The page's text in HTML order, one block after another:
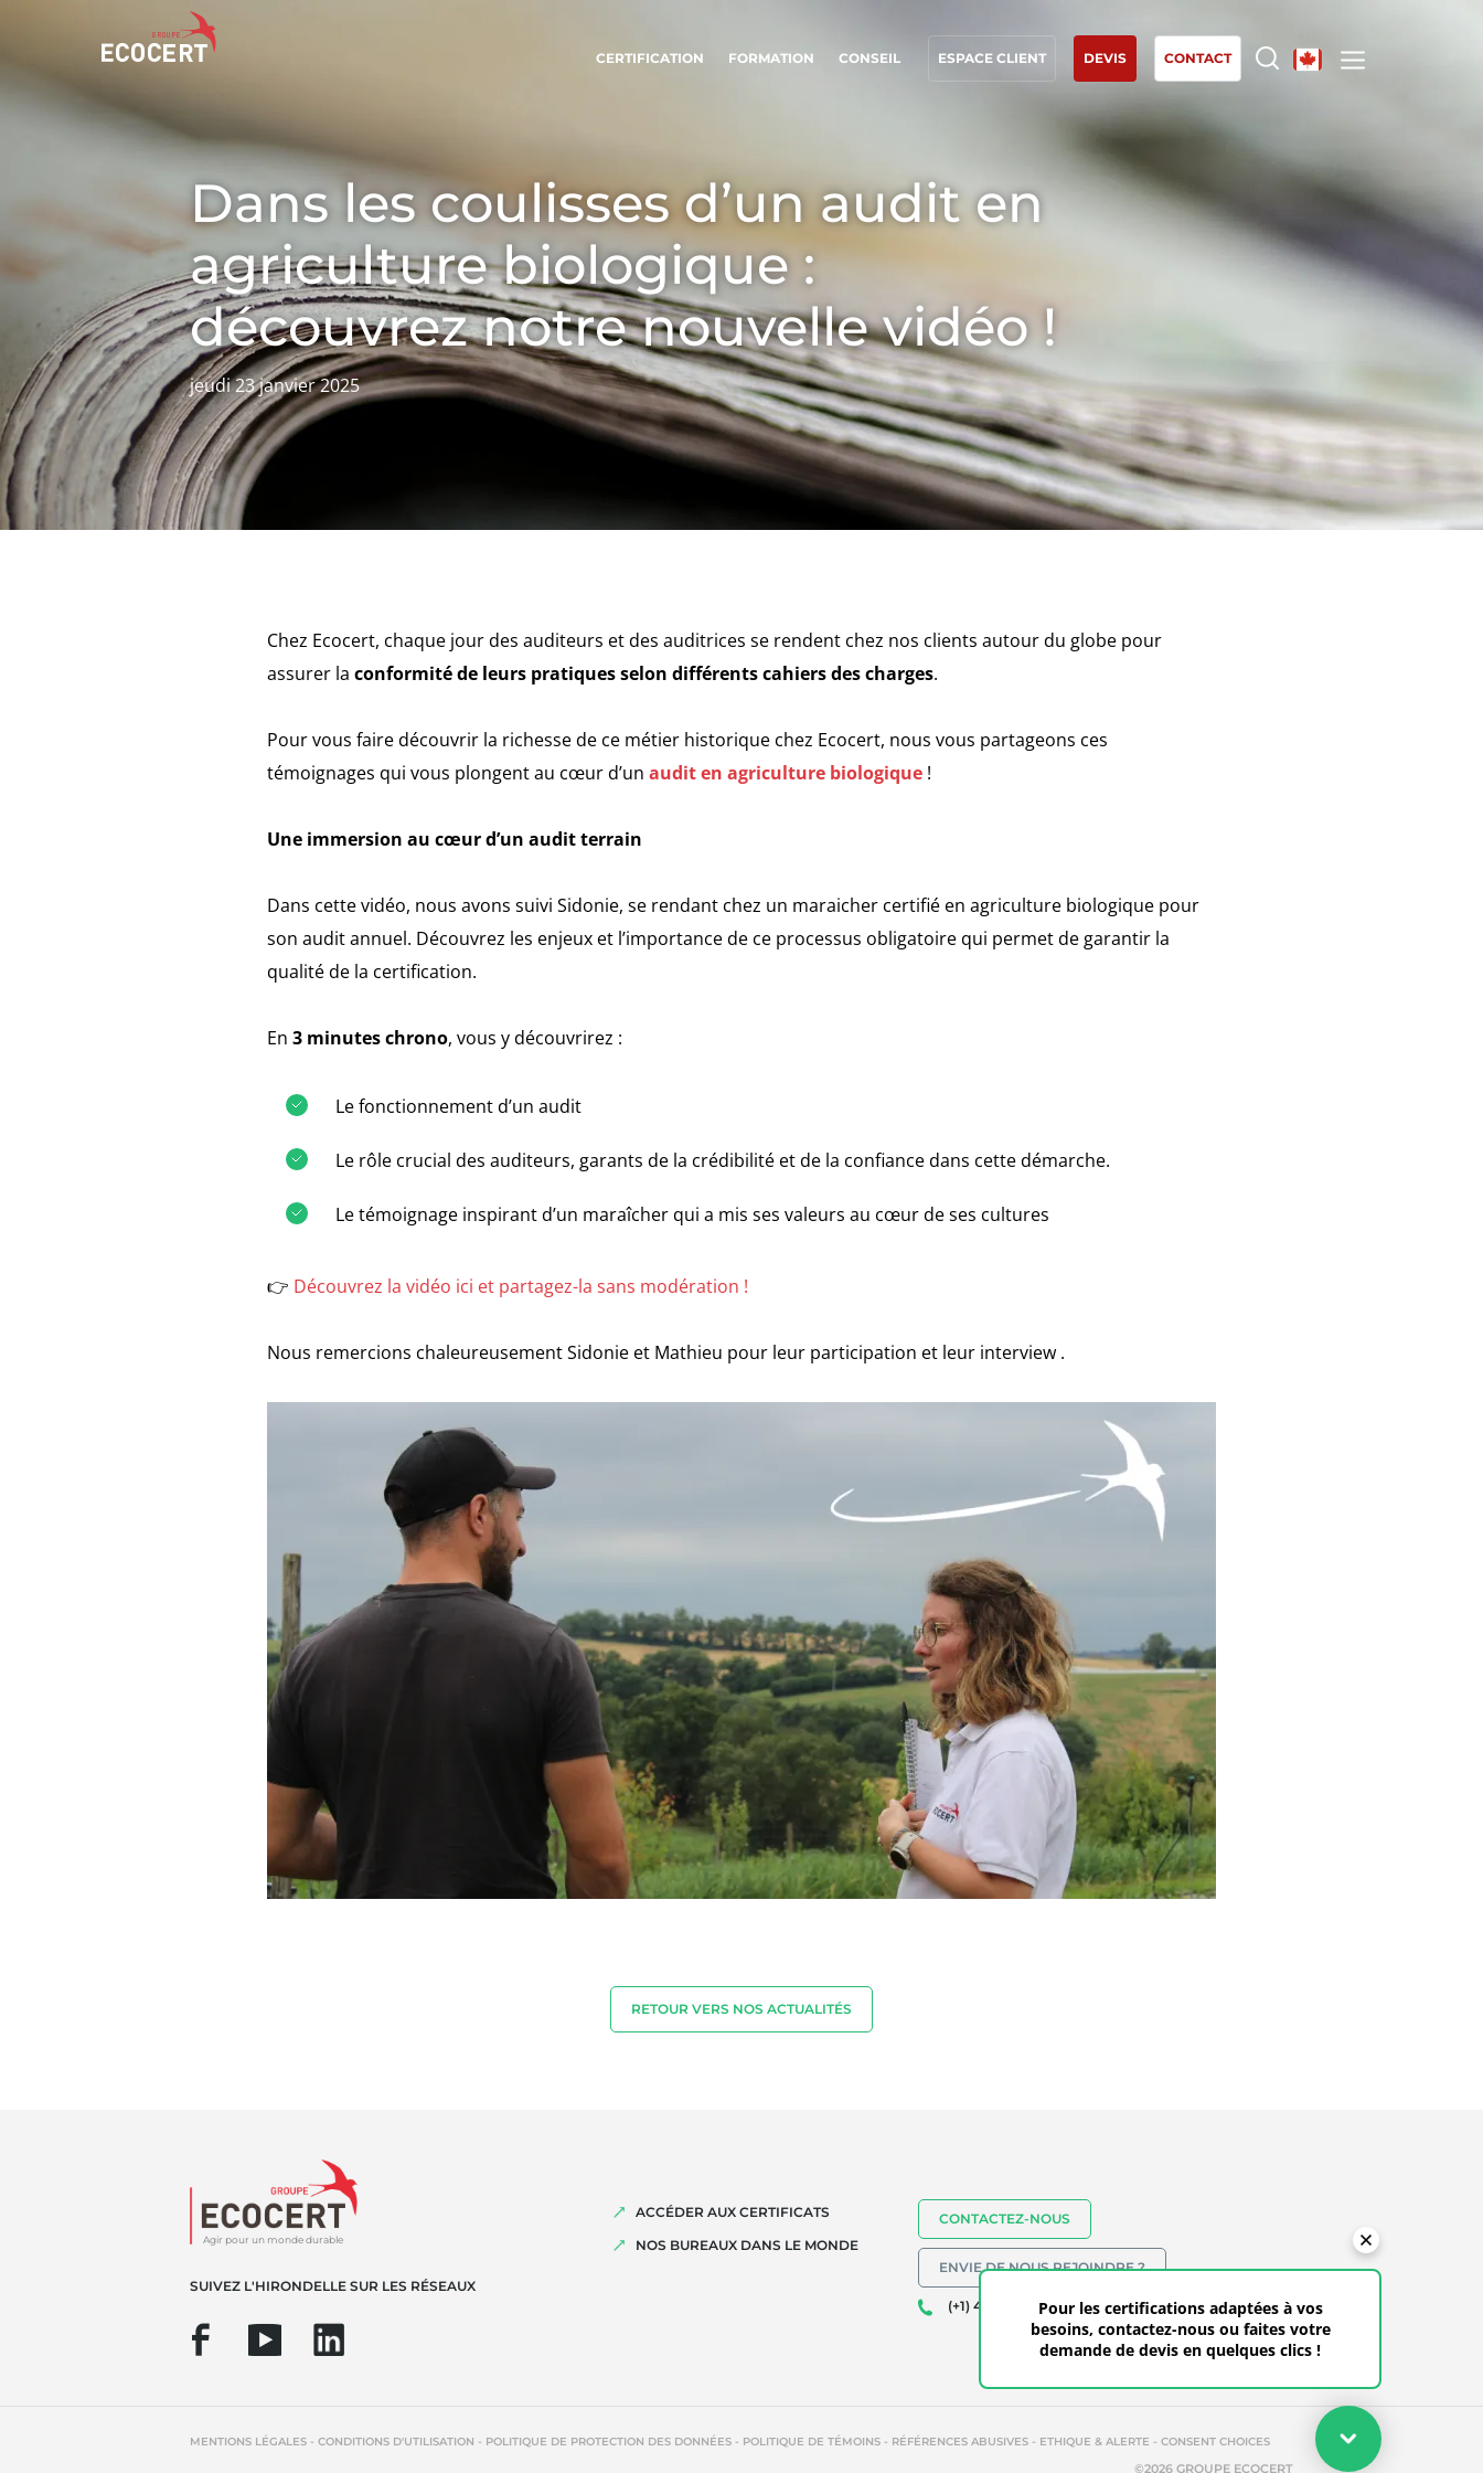
CERTIFICATION FORMATION CONSEIL ESPACE CLIENT DEVIS CONTACT
Formation
ECOCERT
Qui sommes nous ?
Carrières
Agir via nos prestations
S’investir pour notre environnement
Innover avec notre écosystème
Agroalimentaire
Bois et forêt
Produits de la maison
Matériaux durables
Agrofourniture
Agriculture biologique
Qualité et securité alimentaire
Responsabilité sociétale des entreprises
Biodiversité et changement climatique
Allégations environnementales
Dans les coulisses d’un audit en
agriculture biologique :
découvrez notre nouvelle vidéo !
jeudi 23 janvier 2025
Chez Ecocert, chaque jour des auditeurs et des auditrices se rendent chez nos clients autour du globe pour
assurer la conformité de leurs pratiques selon différents cahiers des charges.
Pour vous faire découvrir la richesse de ce métier historique chez Ecocert, nous vous partageons ces
témoignages qui vous plongent au cœur d’un audit en agriculture biologique !
Une immersion au cœur d’un audit terrain
Dans cette vidéo, nous avons suivi Sidonie, se rendant chez un maraicher certifié en agriculture biologique pour
son audit annuel. Découvrez les enjeux et l’importance de ce processus obligatoire qui permet de garantir la
qualité de la certification.
En 3 minutes chrono, vous y découvrirez :
Le fonctionnement d’un audit
Le rôle crucial des auditeurs, garants de la crédibilité et de la confiance dans cette démarche.
Le témoignage inspirant d’un maraîcher qui a mis ses valeurs au cœur de ses cultures
👉 Découvrez la vidéo ici et partagez-la sans modération !
Nous remercions chaleureusement Sidonie et Mathieu pour leur participation et leur interview .
RETOUR VERS NOS ACTUALITÉS
Agir pour un monde durable
SUIVEZ L'HIRONDELLE SUR LES RÉSEAUX
ACCÉDER AUX CERTIFICATS
NOS BUREAUX DANS LE MONDE
CONTACTEZ-NOUS
ENVIE DE NOUS REJOINDRE ?
(+1) 418-838-6941 - SANS FRAIS: (+1) 855-246-
9383
MENTIONS LÉGALES - CONDITIONS D'UTILISATION - POLITIQUE DE PROTECTION DES DONNÉES - POLITIQUE DE TÉMOINS - RÉFÉRENCES ABUSIVES - ETHIQUE & ALERTE - CONSENT CHOICES
©2026 GROUPE ECOCERT
Pour les certifications adaptées à vos
besoins, contactez-nous ou faites votre
demande de devis en quelques clics !
Faites votre demande de devis en quelques clics pour les